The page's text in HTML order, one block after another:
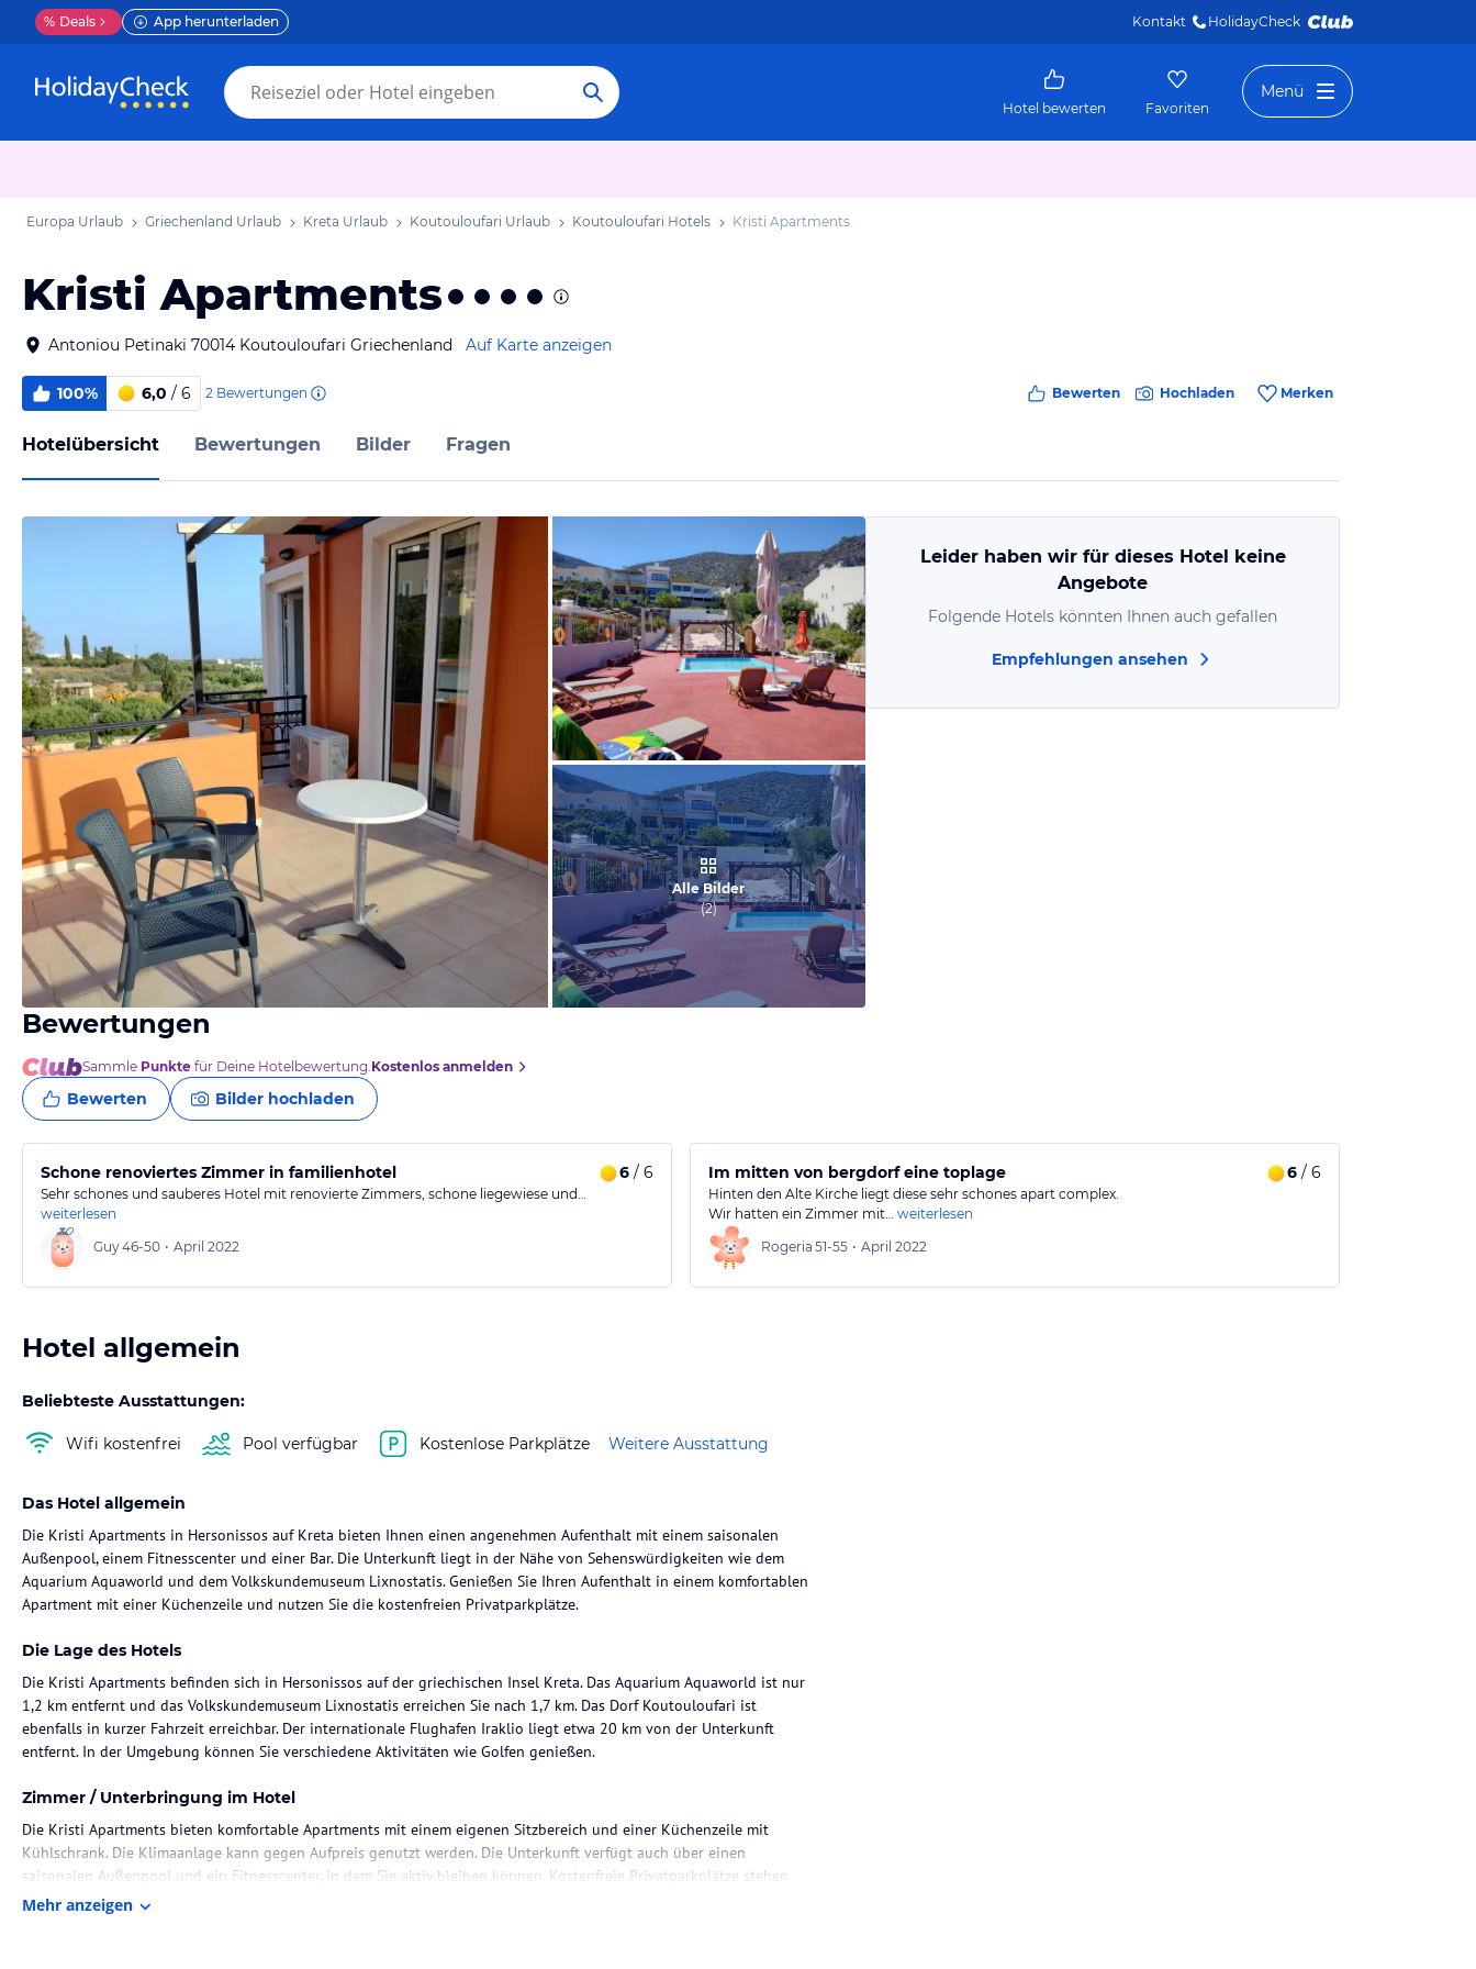
% Deals App herunterladen Kontakt HolidayCheck
Hotel bewerten Favoriten
Menü
Europa Urlaub Griechenland Urlaub Kreta Urlaub Koutouloufari Urlaub Koutouloufari Hotels Kristi Apartments
Kristi Apartments
Antoniou Petinaki 70014 Koutouloufari Griechenland Auf Karte anzeigen
100% 6,0 / 6 2 Bewertungen Bewerten Hochladen Merken
Hotelübersicht Bewertungen Bilder Fragen
von Guy, April 2022
von Guy, April 2022
Alle Bilder
(2)
Leider haben wir für dieses Hotel keine
Angebote
Folgende Hotels könnten Ihnen auch gefallen
Empfehlungen ansehen
Bewertungen
Sammle Punkte für Deine Hotelbewertung.Kostenlos anmelden
Bewerten Bilder hochladen
Schone renoviertes Zimmer in familienhotel 6 / 6
Sehr schones und sauberes Hotel mit renovierte Zimmers, schone liegewiese und…
weiterlesen
Guy46-50 • April 2022
Im mitten von bergdorf eine toplage 6 / 6
Hinten den Alte Kirche liegt diese sehr schones apart complex.
Wir hatten ein Zimmer mit… weiterlesen
Rogeria 51-55 • April 2022
Hotel allgemein
Beliebteste Ausstattungen:
Wifi kostenfrei Pool verfügbar Kostenlose Parkplätze Weitere Ausstattung
Das Hotel allgemein
Die Kristi Apartments in Hersonissos auf Kreta bieten Ihnen einen angenehmen Aufenthalt mit einem saisonalen
Außenpool, einem Fitnesscenter und einer Bar. Die Unterkunft liegt in der Nähe von Sehenswürdigkeiten wie dem
Aquarium Aquaworld und dem Volkskundemuseum Lixnostatis. Genießen Sie Ihren Aufenthalt in einem komfortablen
Apartment mit einer Küchenzeile und nutzen Sie die kostenfreien Privatparkplätze.
Die Lage des Hotels
Die Kristi Apartments befinden sich in Hersonissos auf der griechischen Insel Kreta. Das Aquarium Aquaworld ist nur
1,2 km entfernt und das Volkskundemuseum Lixnostatis erreichen Sie nach 1,7 km. Das Dorf Koutouloufari ist
ebenfalls in kurzer Fahrzeit erreichbar. Der internationale Flughafen Iraklio liegt etwa 20 km von der Unterkunft
entfernt. In der Umgebung können Sie verschiedene Aktivitäten wie Golfen genießen.
Zimmer / Unterbringung im Hotel
Die Kristi Apartments bieten komfortable Apartments mit einem eigenen Sitzbereich und einer Küchenzeile mit
Kühlschrank. Die Klimaanlage kann gegen Aufpreis genutzt werden. Die Unterkunft verfügt auch über einen
saisonalen Außenpool und ein Fitnesscenter, in dem Sie aktiv bleiben können. Kostenfreie Privatparkplätze stehen
Ihnen ebenfalls zur Verfügung.
Mehr anzeigen